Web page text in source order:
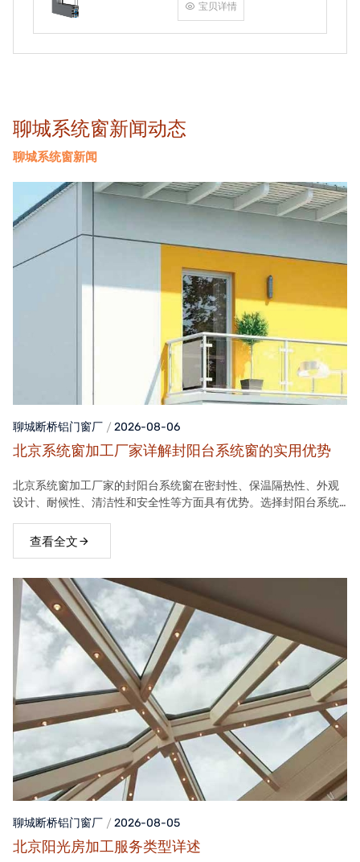
宝贝详情
聊城系统窗新闻动态
聊城系统窗新闻
聊城断桥铝门窗厂 2026-08-06
北京系统窗加工厂家详解封阳台系统窗的实用优势
北京系统窗加工厂家的封阳台系统窗在密封性、保温隔热性、外观
设计、耐候性、清洁性和安全性等方面具有优势。选择封阳台系统
体验。
查看全文
聊城断桥铝门窗厂 2026-08-05
北京阳光房加工服务类型详述